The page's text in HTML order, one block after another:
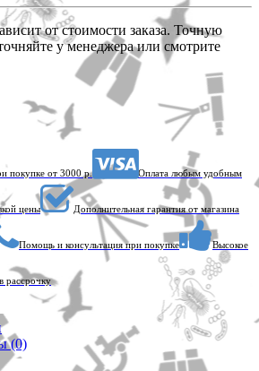
от стоимости заказа. Точную
у менеджера или смотрите
покупке от 3000 р. Оплата любым удобным
цены Дополнительная гарантия от магазина
Помощь и консультация при покупке Высокое
рассрочку
(0)